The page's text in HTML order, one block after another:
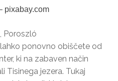
pixabay.com
Poroszló
ponovno obiščete od
ki na zabaven način
Tisinega jezera. Tukaj